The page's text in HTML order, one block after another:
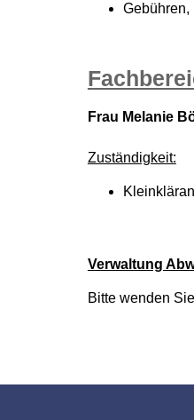
Gebühren,
Frau Melanie
Zuständigkeit:
Verwaltung
Bitte wenden